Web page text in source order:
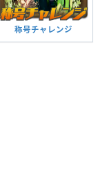
称号チャレンジ